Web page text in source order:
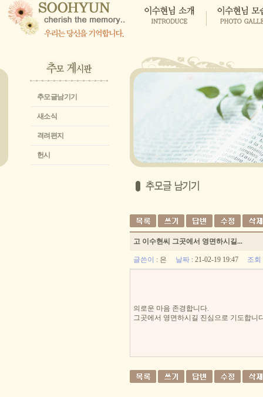
추모글남기기
새소식
격려편지
헌시
고 이수현씨 그곳에서 영면하시길...
글쓴이 : 은 날짜 : 21-02-19 19:47 조회
의로운 마음 존경합니다.
그곳에서 영면하시길 진심으로 기도합니